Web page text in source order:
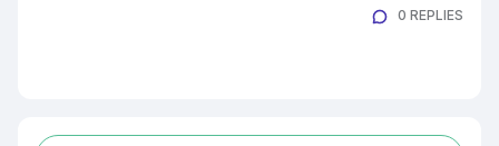
0 REPLIES